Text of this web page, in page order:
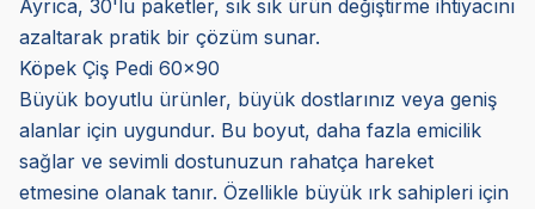
Ayrıca, 30'lu paketler, sık sık ürün değiştirme ihtiyacını
azaltarak pratik bir çözüm sunar.
Köpek Çiş Pedi 60x90
Büyük boyutlu ürünler, büyük dostlarınız veya geniş
alanlar için uygundur. Bu boyut, daha fazla emicilik
sağlar ve sevimli dostunuzun rahatça hareket
etmesine olanak tanır. Özellikle büyük ırk sahipleri için